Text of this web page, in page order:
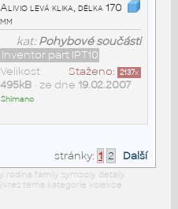
Alivio levá klika, délka 170
mm
kat:Pohybové součásti
Inventor part IPT10
Staženo: 2137x
Velikost
495kB• ze dne 19.02.2007
Shimano
stránky: 1 2 Další
rodina family symboly detaily
téma kategorie kolekce